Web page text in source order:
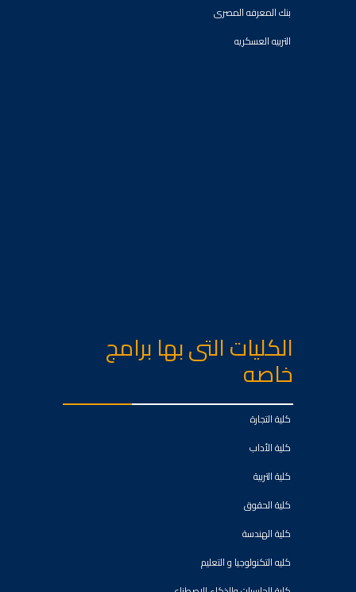
بنك المعرفه المصرى
التربيه العسكريه
الكليات التى بها برامج
خاصه
كلية التجارة
كلية الأداب
كلية التربية
كلية الحقوق
كلية الهندسة
كليه التكنولوجيا و التعليم